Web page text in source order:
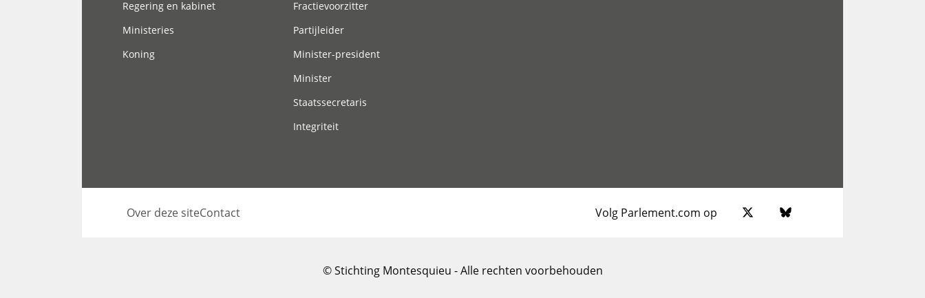
Regering en kabinet
Ministeries
Koning
Fractievoorzitter
Partijleider
Minister-president
Minister
Staatssecretaris
Integriteit
Over deze siteContact Volg Parlement.com op
© Stichting Montesquieu - Alle rechten voorbehouden